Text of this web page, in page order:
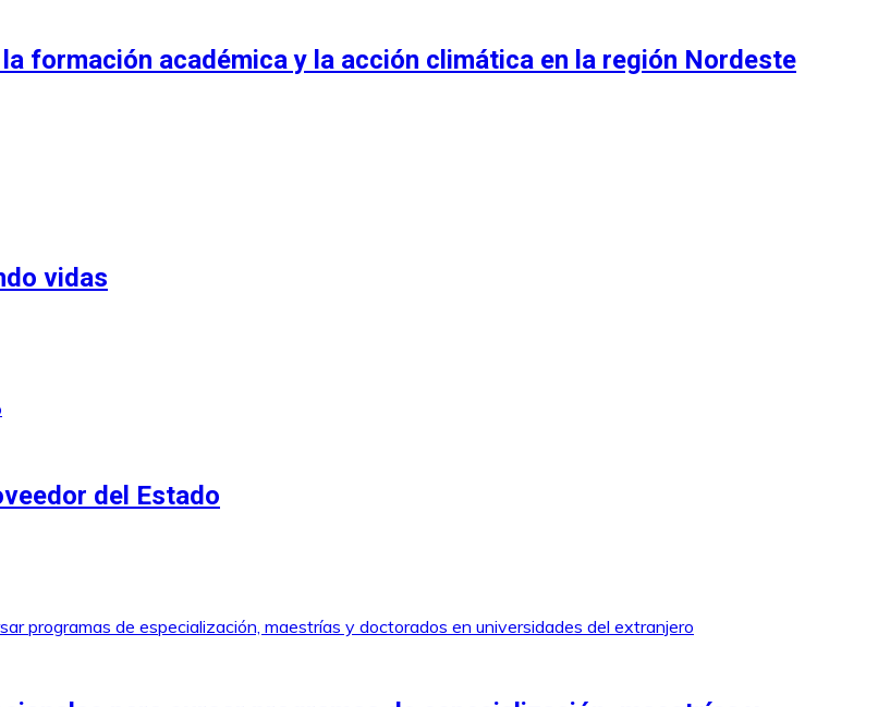
formación académica y la acción climática en la región Nordeste
vidas
del Estado